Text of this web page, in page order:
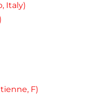
Italy)
F)